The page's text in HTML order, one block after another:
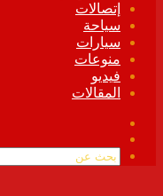
إتصالات
سياحة
سيارات
منوعات
فيديو
المقالات
الموقع